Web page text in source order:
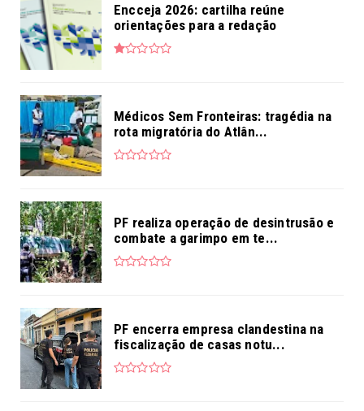
Encceja 2026: cartilha reúne
orientações para a redação
Médicos Sem Fronteiras: tragédia na
rota migratória do Atlân...
PF realiza operação de desintrusão e
combate a garimpo em te...
PF encerra empresa clandestina na
fiscalização de casas notu...